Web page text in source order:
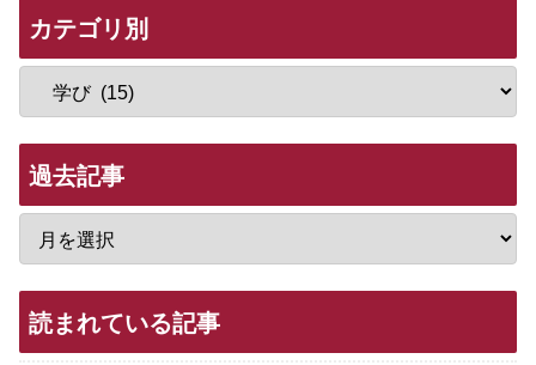
カテゴリ別
過去記事
読まれている記事